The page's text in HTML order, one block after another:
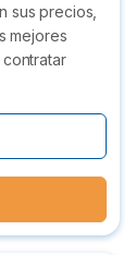
sus precios,
mejores